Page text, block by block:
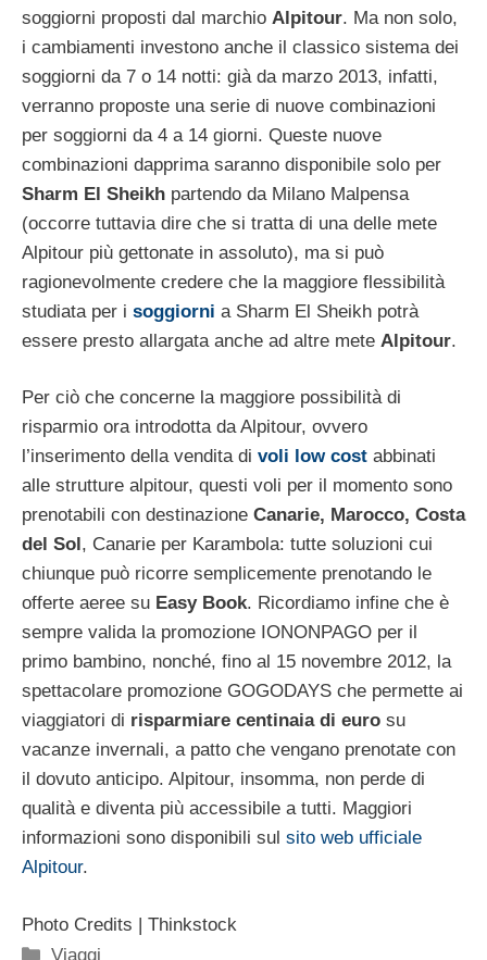
soggiorni proposti dal marchio Alpitour. Ma non solo,
i cambiamenti investono anche il classico sistema dei
soggiorni da 7 o 14 notti: già da marzo 2013, infatti,
verranno proposte una serie di nuove combinazioni
per soggiorni da 4 a 14 giorni. Queste nuove
combinazioni dapprima saranno disponibile solo per
Sharm El Sheikh partendo da Milano Malpensa
(occorre tuttavia dire che si tratta di una delle mete
Alpitour più gettonate in assoluto), ma si può
ragionevolmente credere che la maggiore flessibilità
studiata per i soggiorni a Sharm El Sheikh potrà
essere presto allargata anche ad altre mete Alpitour.
Per ciò che concerne la maggiore possibilità di
risparmio ora introdotta da Alpitour, ovvero
l’inserimento della vendita di voli low cost abbinati
alle strutture alpitour, questi voli per il momento sono
prenotabili con destinazione Canarie, Marocco, Costa
del Sol , Canarie per Karambola: tutte soluzioni cui
chiunque può ricorre semplicemente prenotando le
offerte aeree su Easy Book. Ricordiamo infine che è
sempre valida la promozione IONONPAGO per il
primo bambino, nonché, fino al 15 novembre 2012, la
spettacolare promozione GOGODAYS che permette ai
viaggiatori di risparmiare centinaia di euro su
vacanze invernali, a patto che vengano prenotate con
il dovuto anticipo. Alpitour, insomma, non perde di
qualità e diventa più accessibile a tutti. Maggiori
informazioni sono disponibili sul sito web ufficiale
Alpitour.
Photo Credits | Thinkstock
Categorie
Viaggi